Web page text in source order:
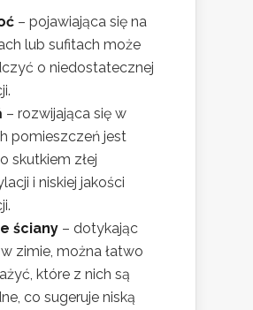
– pojawiająca się na
lub sufitach może
o niedostatecznej
– rozwijająca się w
pomieszczeń jest
skutkiem złej
i niskiej jakości
ściany – dotykając
zimie, można łatwo
które z nich są
co sugeruje niską